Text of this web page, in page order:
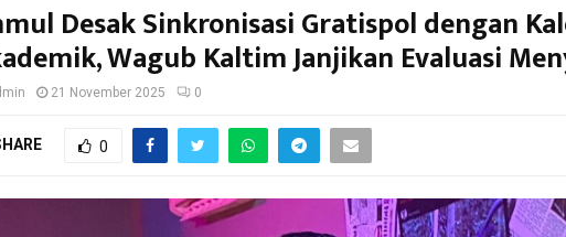
Desak Sinkronisasi Gratispol dengan
Wagub Kaltim Janjikan Evaluasi
21 November 2025 0
0